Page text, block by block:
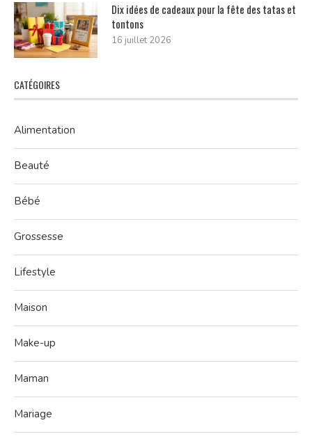
Dix idées de cadeaux pour la fête des tatas et
tontons
16 juillet 2026
CATÉGOIRES
Alimentation
Beauté
Bébé
Grossesse
Lifestyle
Maison
Make-up
Maman
Mariage